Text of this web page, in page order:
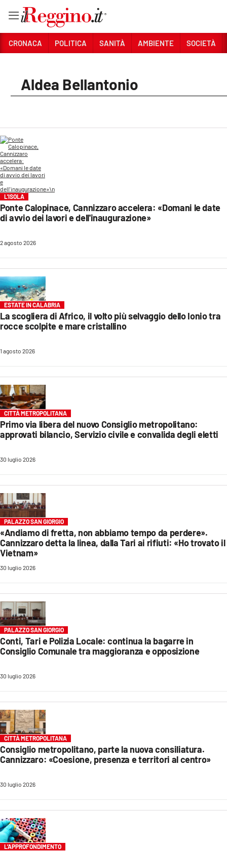
CRONACA
SANITÀ
AMBIENTE
SOCIETÀ
CULTURA
ECONOMIA E LAVORO
Streaming
LAC TV
LAC NETWORK
LAC ONAIR
LaC
Network
LACPLAY.IT
LACTV.IT
ILREGGINO.IT
COSENZACHANNEL.IT
ILVIBONESE.IT
CATANZAROCHANNEL.IT
App
ANDROID
APPLE
CRONACA POLITICA SANITÀ AMBIENTE SOCIETÀ
Aldea Bellantonio
L'ISOLA
Ponte Calopinace, Cannizzaro accelera: «Domani le date
di avvio dei lavori e dell'inaugurazione»
2 agosto 2026
ESTATE IN CALABRIA
La scogliera di Africo, il volto più selvaggio dello Ionio tra
rocce scolpite e mare cristallino
1 agosto 2026
CITTÀ METROPOLITANA
Primo via libera del nuovo Consiglio metropolitano:
approvati bilancio, Servizio civile e convalida degli eletti
30 luglio 2026
PALAZZO SAN GIORGIO
«Andiamo di fretta, non abbiamo tempo da perdere».
Cannizzaro detta la linea, dalla Tari ai rifiuti: «Ho trovato il
Vietnam»
30 luglio 2026
PALAZZO SAN GIORGIO
Conti, Tari e Polizia Locale: continua la bagarre in
Consiglio Comunale tra maggioranza e opposizione
30 luglio 2026
CITTÀ METROPOLITANA
Consiglio metropolitano, parte la nuova consiliatura.
Cannizzaro: «Coesione, presenza e territori al centro»
30 luglio 2026
L’APPROFONDIMENTO